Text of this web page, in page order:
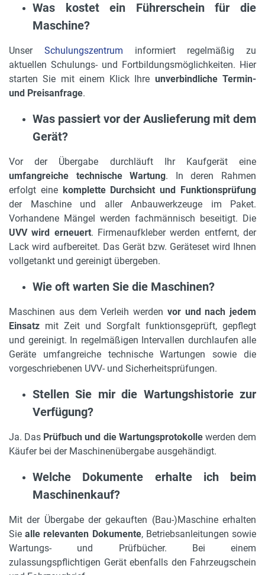
Was kostet ein Führerschein für die
Maschine?
Unser Schulungszentrum informiert regelmäßig zu
aktuellen Schulungs- und Fortbildungsmöglichkeiten. Hier
starten Sie mit einem Klick Ihre unverbindliche Termin-
und Preisanfrage.
Was passiert vor der Auslieferung mit dem
Gerät?
Vor der Übergabe durchläuft Ihr Kaufgerät eine
umfangreiche technische Wartung. In deren Rahmen
erfolgt eine komplette Durchsicht und Funktionsprüfung
der Maschine und aller Anbauwerkzeuge im Paket.
Vorhandene Mängel werden fachmännisch beseitigt. Die
UVV wird erneuert. Firmenaufkleber werden entfernt, der
Lack wird aufbereitet. Das Gerät bzw. Geräteset wird Ihnen
vollgetankt und gereinigt übergeben.
Wie oft warten Sie die Maschinen?
Maschinen aus dem Verleih werden vor und nach jedem
Einsatz mit Zeit und Sorgfalt funktionsgeprüft, gepflegt
und gereinigt. In regelmäßigen Intervallen durchlaufen alle
Geräte umfangreiche technische Wartungen sowie die
vorgeschriebenen UVV- und Sicherheitsprüfungen.
Stellen Sie mir die Wartungshistorie zur
Verfügung?
Ja. Das Prüfbuch und die Wartungsprotokollewerden dem
Käufer bei der Maschinenübergabe ausgehändigt.
Welche Dokumente erhalte ich beim
Maschinenkauf?
Mit der Übergabe der gekauften (Bau-)Maschine erhalten
Siealle relevanten Dokumente, Betriebsanleitungen sowie
Wartungs- und Prüfbücher. Bei einem
zulassungspflichtigen Gerät ebenfalls den Fahrzeugschein